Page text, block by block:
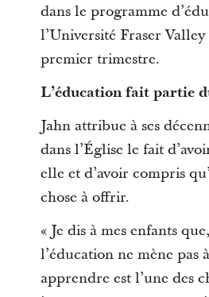
dans le programme
l’Université Fraser
premier trimestre.
L’éducation fait partie
Jahn attribue à ses
dans l’Église le fait
elle et d’avoir compris
chose à offrir.
« Je dis à mes enfants
l’éducation ne mène pas
apprendre est l’une des